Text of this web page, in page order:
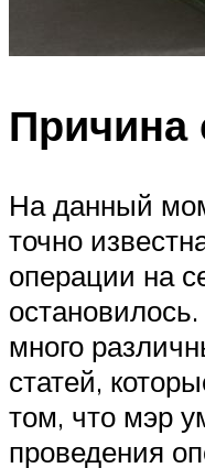
Причина
На данный
точно
операции на
много
статей,
том, что мэр
проведения